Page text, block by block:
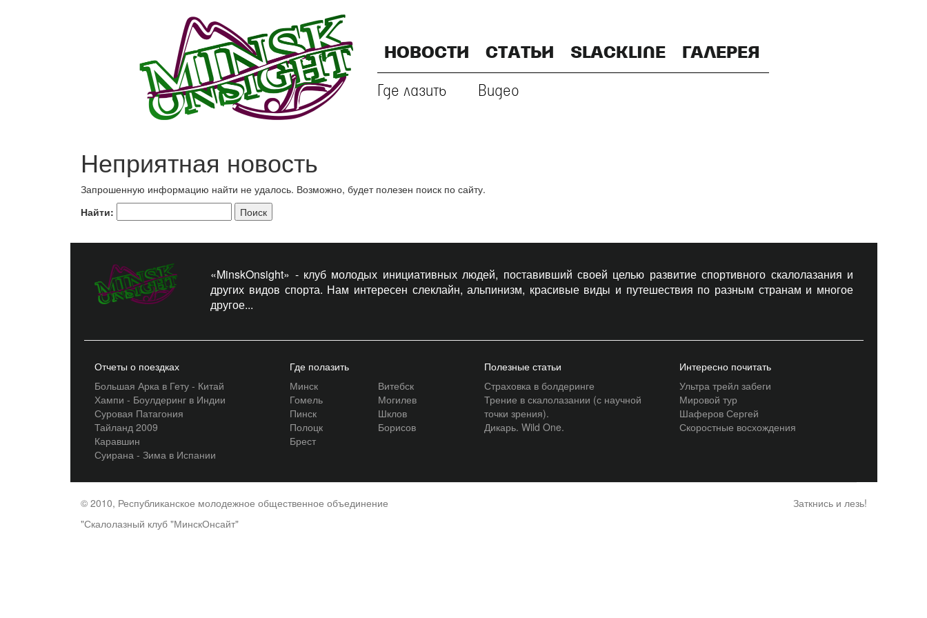
НОВОСТИ СТАТЬИ SLACKLINE ГАЛЕРЕЯ
Где лазить Видео
Неприятная новость
Запрошенную информацию найти не удалось. Возможно, будет полезен поиск по сайту.
Найти:
«MinskOnsight» - клуб молодых инициативных людей, поставивший своей целью развитие спортивного скалолазания и
других видов спорта. Нам интересен слеклайн, альпинизм, красивые виды и путешествия по разным странам и многое
другое...
Отчеты о поездках
Большая Арка в Гету - Китай
Хампи - Боулдеринг в Индии
Суровая Патагония
Тайланд 2009
Каравшин
Суирана - Зима в Испании
Где полазить
Минск
Витебск
Гомель
Могилев
Пинск
Шклов
Полоцк
Борисов
Брест
Полезные статьи
Страховка в болдеринге
Трение в скалолазании (с научной
точки зрения).
Дикарь. Wild One.
Интересно почитать
Ультра трейл забеги
Мировой тур
Шаферов Сергей
Скоростные восхождения
© 2010, Республиканское молодежное общественное объединение
"Скалолазный клуб "МинскОнсайт"
Заткнись и лезь!